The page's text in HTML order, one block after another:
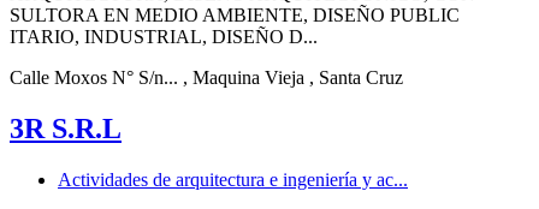
SULTORA EN MEDIO AMBIENTE, DISEÑO PUBLIC
ITARIO, INDUSTRIAL, DISEÑO D...
Calle Moxos N° S/n... , Maquina Vieja , Santa Cruz
3R S.R.L
Actividades de arquitectura e ingeniería y ac...